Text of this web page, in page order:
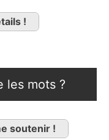
!
les mots ?
soutenir !